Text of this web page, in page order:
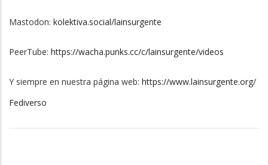
Mastodon: kolektiva.social/lainsurgente
PeerTube: https://wacha.punks.cc/c/lainsurgente/videos
Y siempre en nuestra página web: https://www.lainsurgente.org/
Fediverso